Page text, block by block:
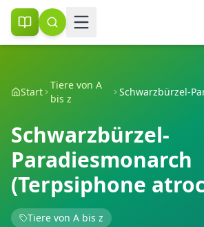
Start
Tiere von A
bis z
Schwarzbürzel-
Paradiesmonarch
(Terpsiphone
Tiere von A bis z